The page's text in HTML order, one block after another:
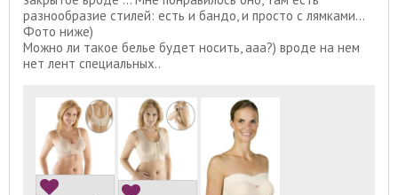
разнообразие стилей: есть и бандо, и просто с лямками...
Фото ниже)
Можно ли такое белье будет носить, ааа?) вроде на нем
нет лент специальных..